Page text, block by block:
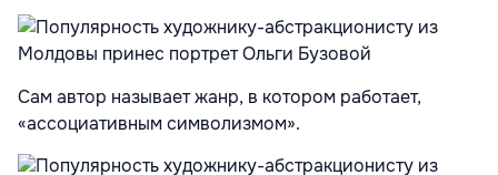
Сам автор называет жанр, в котором работает,
«ассоциативным символизмом».